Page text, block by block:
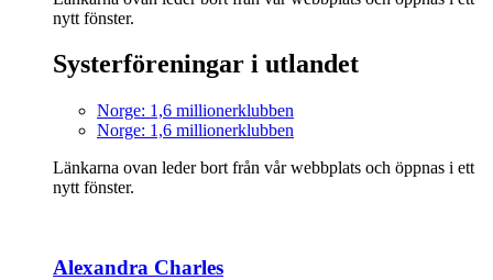
nytt fönster.
Systerföreningar i utlandet
Norge: 1,6 millionerklubben
Norge: 1,6 millionerklubben
Länkarna ovan leder bort från vår webbplats och öppnas i ett
nytt fönster.
Alexandra Charles